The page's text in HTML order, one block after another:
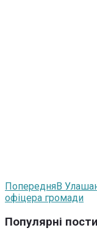
ПопередняВ
офіцера громади
Популярні пости